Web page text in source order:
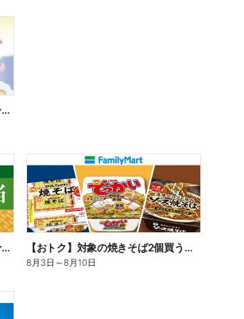
【ファミマオンライン先行販売】シルバニアファミリー
【旨さ格別、こだわり尽くし】ご予約弁当 【おトク】対象の焼きそば2個買うと100円引き!
8月3日 ～8月10日